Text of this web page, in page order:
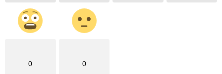
0 0